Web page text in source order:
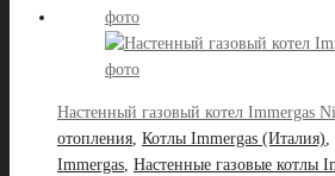
Настенный газовый котел Immergas
отопления Котлы Immergas (Италия)
Immergas Настенные газовые котлы